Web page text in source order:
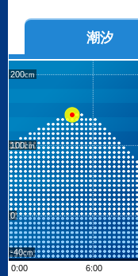
潮汐
200
100
0
-40
0:00
6:00